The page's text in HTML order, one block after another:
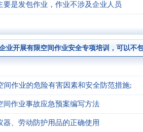
要是发包作业，作业不涉及企业人员
业开展有限空间作业安全专项培训，可以不
间作业的危险有害因素和安全防范措施;
间作业事故应急预案编写方法
器、劳动防护用品的正确使用